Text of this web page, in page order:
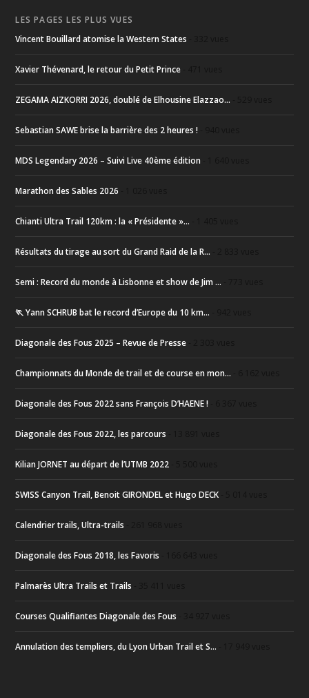
LES PAGES LES PLUS VUES
Vincent Bouillard atomise la Western States
Xavier Thévenard, le retour du Petit Prince
ZEGAMA AIZKORRI 2026, doublé de Elhousine Elazzao...
Sebastian SAWE brise la barrière des 2 heures !
MDS Legendary 2026 – Suivi Live 40ème édition
Marathon des Sables 2026
Chianti Ultra Trail 120km : la « Présidente »...
Résultats du tirage au sort du Grand Raid de la R...
Semi : Record du monde à Lisbonne et show de Jim ...
🏃 Yann SCHRUB bat le record d’Europe du 10 km...
Diagonale des Fous 2025 – Revue de Presse
Championnats du Monde de trail et de course en mon...
Diagonale des Fous 2022 sans François D’HAENE !
Diagonale des Fous 2022, les parcours
Kilian JORNET au départ de l’UTMB 2022
SWISS Canyon Trail, Benoit GIRONDEL et Hugo DECK
Calendrier trails, Ultra-trails
Diagonale des Fous 2018, les Favoris
Palmarès Ultra Trails et Trails
Courses Qualifiantes Diagonale des Fous
Annulation des templiers, du Lyon Urban Trail et S...